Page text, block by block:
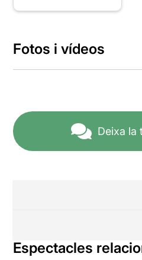
Fotos i vídeos
Deixa la
Espectacles